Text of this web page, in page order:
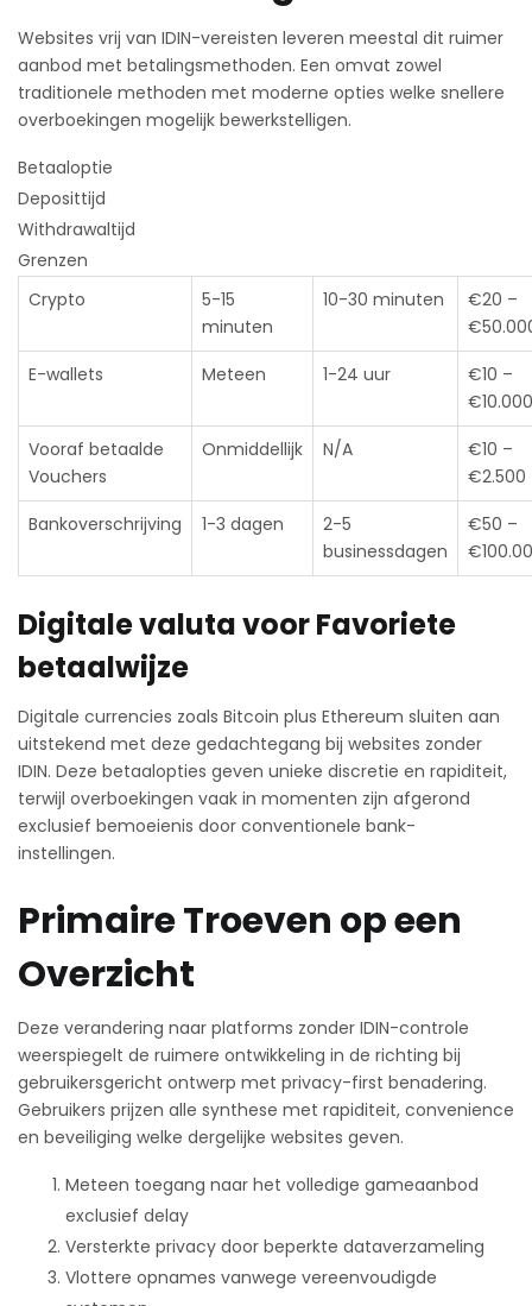
Websites vrij van IDIN-vereisten leveren meestal dit ruimer
aanbod met betalingsmethoden. Een omvat zowel
traditionele methoden met moderne opties welke snellere
overboekingen mogelijk bewerkstelligen.
Betaaloptie
Deposittijd
Withdrawaltijd
Grenzen
Crypto
5-15
minuten
10-30 minuten
€20 –
E-wallets
Meteen 1-24 uur
€10 –
€10.000
Vooraf betaalde
Vouchers
Onmiddellijk N/A
€10 –
€2.500
Bankoverschrijving
1-3 dagen
2-5
businessdagen
€50 –
Digitale valuta voor Favoriete
betaalwijze
Digitale currencies zoals Bitcoin plus Ethereum sluiten aan
uitstekend met deze gedachtegang bij websites zonder
IDIN. Deze betaalopties geven unieke discretie en rapiditeit,
terwijl overboekingen vaak in momenten zijn afgerond
exclusief bemoeienis door conventionele bank-
instellingen.
Primaire Troeven op een
Overzicht
Deze verandering naar platforms zonder IDIN-controle
weerspiegelt de ruimere ontwikkeling in de richting bij
gebruikersgericht ontwerp met privacy-first benadering.
Gebruikers prijzen alle synthese met rapiditeit, convenience
en beveiliging welke dergelijke websites geven.
Meteen toegang naar het volledige gameaanbod
exclusief delay
Versterkte privacy door beperkte dataverzameling
Vlottere opnames vanwege vereenvoudigde